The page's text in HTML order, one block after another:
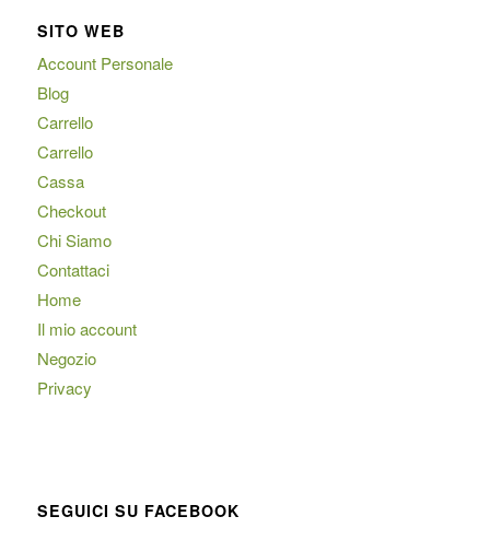
SITO WEB
Account Personale
Blog
Carrello
Carrello
Cassa
Checkout
Chi Siamo
Contattaci
Home
Il mio account
Negozio
Privacy
SEGUICI SU FACEBOOK